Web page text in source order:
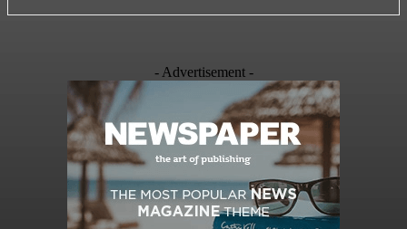
- Advertisement -